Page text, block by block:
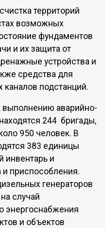
территорий
возможных
фундаментов
и их защита от
устройства и
средства для
каналов подстанций.
выполнению аварийно-
244 бригады,
950 человек. В
383 единицы
инвентарь и
приспособления.
генераторов
случай
энергоснабжения
и объектов